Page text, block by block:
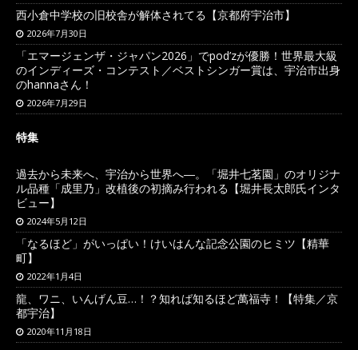
西小倉中学校の旧校舎が解体されてる【京都府宇治市】
2026年7月30日
「エマージェンザ・ジャパン2026」でpod’zが優勝！世界最大級
のインディーズ・コンテスト／ベストシンガー賞は、宇治市出身
のhannaさん！
2026年7月29日
特集
過去から未来へ、宇治から世界へ―。「堀井七茗園」のオリジナ
ル品種「成里乃」改植後の初摘み行われる【堀井長太郎氏インタ
ビュー】
2024年5月12日
「なるほど」がいっぱい！けいはんな記念公園のヒミツ【精華
町】
2022年1月4日
龍、ワニ、いんげん豆…！？知れば知るほど萬福寺！【特集／京
都宇治】
2020年11月18日